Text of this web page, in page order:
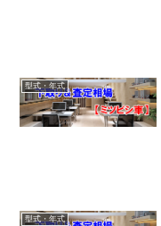
型式・年式
型式・年式